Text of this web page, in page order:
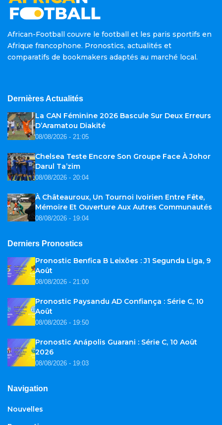
African-Football couvre le football et les paris sportifs en
Afrique francophone. Pronostics, actualités et
comparatifs de bookmakers adaptés au marché local.
Dernières Actualités
La CAN Féminine 2026 Bascule Sur Deux Erreurs
D’Aramatou Diakité
08/08/2026 - 21:05
Chelsea Teste Encore Son Groupe Face À Johor
Darul Ta’zim
08/08/2026 - 20:04
À Châteauroux, Un Tournoi Ivoirien Entre Fête,
Mémoire Et Ouverture Aux Autres Communautés
08/08/2026 - 19:04
Derniers Pronostics
Pronostic Benfica B Leixões : J1 Segunda Liga, 9
Août
08/08/2026 - 21:00
Pronostic Paysandu AD Confiança : Série C, 10
Août
08/08/2026 - 19:50
Pronostic Anápolis Guarani : Série C, 10 Août
2026
08/08/2026 - 19:03
Navigation
Nouvelles